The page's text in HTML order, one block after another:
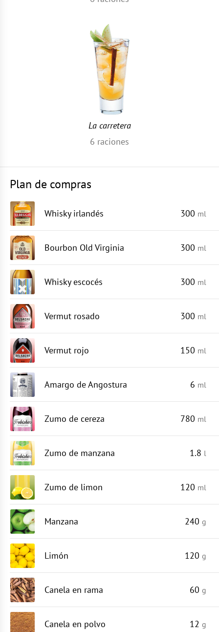
La carretera
6 raciones
Plan de compras
Whisky irlandés 300 ml
Bourbon Old Virginia 300 ml
Whisky escocés 300 ml
Vermut rosado 300 ml
Vermut rojo 150 ml
Amargo de Angostura 6 ml
Zumo de cereza 780 ml
Zumo de manzana 1.8 l
Zumo de limon 120 ml
Manzana 240 g
Limón 120 g
Canela en rama 60 g
Canela en polvo 12 g